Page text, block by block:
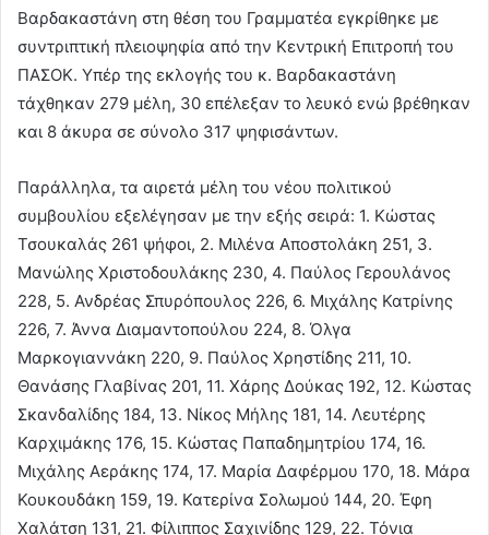
Βαρδακαστάνη στη θέση του Γραμματέα εγκρίθηκε με
συντριπτική πλειοψηφία από την Κεντρική Επιτροπή του
ΠΑΣΟΚ. Υπέρ της εκλογής του κ. Βαρδακαστάνη
τάχθηκαν 279 μέλη, 30 επέλεξαν το λευκό ενώ βρέθηκαν
και 8 άκυρα σε σύνολο 317 ψηφισάντων.
Παράλληλα, τα αιρετά μέλη του νέου πολιτικού
συμβουλίου εξελέγησαν με την εξής σειρά: 1. Κώστας
Τσουκαλάς 261 ψήφοι, 2. Μιλένα Αποστολάκη 251, 3.
Μανώλης Χριστοδουλάκης 230, 4. Παύλος Γερουλάνος
228, 5. Ανδρέας Σπυρόπουλος 226, 6. Μιχάλης Κατρίνης
226, 7. Άννα Διαμαντοπούλου 224, 8. Όλγα
Μαρκογιαννάκη 220, 9. Παύλος Χρηστίδης 211, 10.
Θανάσης Γλαβίνας 201, 11. Χάρης Δούκας 192, 12. Κώστας
Σκανδαλίδης 184, 13. Νίκος Μήλης 181, 14. Λευτέρης
Καρχιμάκης 176, 15. Κώστας Παπαδημητρίου 174, 16.
Μιχάλης Αεράκης 174, 17. Μαρία Δαφέρμου 170, 18. Μάρα
Κουκουδάκη 159, 19. Κατερίνα Σολωμού 144, 20. Έφη
Χαλάτση 131, 21. Φίλιππος Σαχινίδης 129, 22. Τόνια